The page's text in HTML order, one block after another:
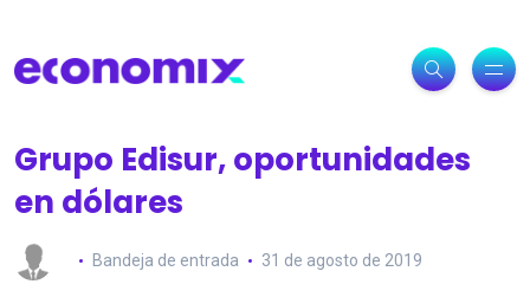
Grupo Edisur, oportunidades
en dólares
Bandeja de entrada 31 de agosto de 2019